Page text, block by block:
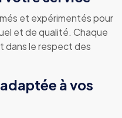
et expérimentés pour
et de qualité. Chaque
dans le respect des
à vos